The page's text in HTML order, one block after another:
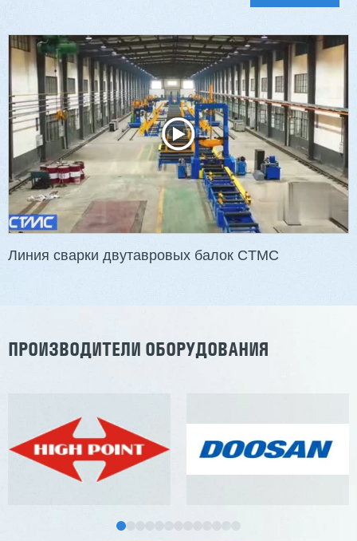
Двухсторонний шипорез MX6015
2 901 639 ₽
3 254 098 ₽
Артикул: 2497
Длина заготовки: 400-1500 мм
Макс. ширина заготовки: 580 мм
Станок проходного типа
Узлы: 4 пилы, 2 фрезы
Линия сварки двутавровых балок CTMC
ПРОИЗВОДИТЕЛИ ОБОРУДОВАНИЯ